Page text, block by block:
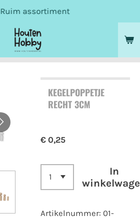
Ruim assortiment
KEGELPOPPETJE
RECHT 3CM
€ 0,25
In
Artikelnummer: 01-